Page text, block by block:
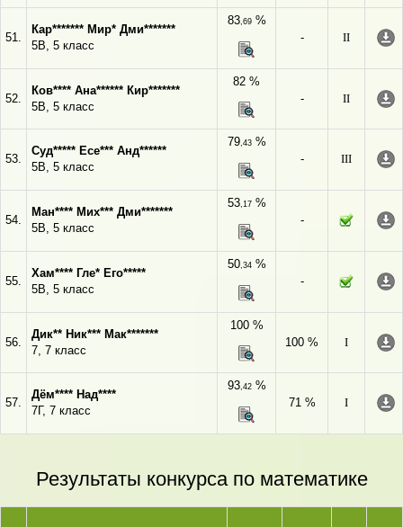
51.
Кар******* Мир* Дми*******
5В, 5 класс
83,69%
-
II
52.
Ков**** Ана****** Кир*******
5В, 5 класс
82 %
-
II
53.
Суд***** Есе*** Анд******
5В, 5 класс
79,43%
-
III
54.
Ман**** Мих*** Дми*******
5В, 5 класс
53,17%
-
55.
Хам**** Гле* Его*****
5В, 5 класс
50,34%
-
56.
Дик** Ник*** Мак*******
7, 7 класс
100 %
100 %
I
57.
Дём**** Над****
7Г, 7 класс
93,42%
71 %
I
Результаты конкурса по математике